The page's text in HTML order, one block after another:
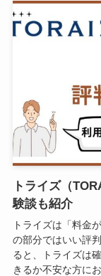
トライズ（
験談も紹介
トライズは「料金
の部分ではいい評
ると、トライズは
きるか不安な方に